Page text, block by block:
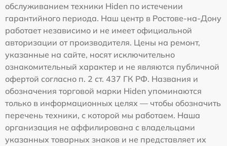
обслуживанием техники Hiden по истечении
гарантийного периода. Наш центр в Ростове-на-Дону
работает независимо и не имеет официальной
авторизации от производителя. Цены на ремонт,
указанные на сайте, носят исключительно
ознакомительный характер и не являются публичной
офертой согласно п. 2 ст. 437 ГК РФ. Названия и
обозначения торговой марки Hiden упоминаются
только в информационных целях — чтобы обозначить
перечень техники, с которой мы работаем. Наша
организация не аффилирована с владельцами
указанных товарных знаков и не представляет их